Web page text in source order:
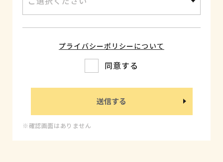
プライバシーポリシーについて
同意する
※確認画面はありません